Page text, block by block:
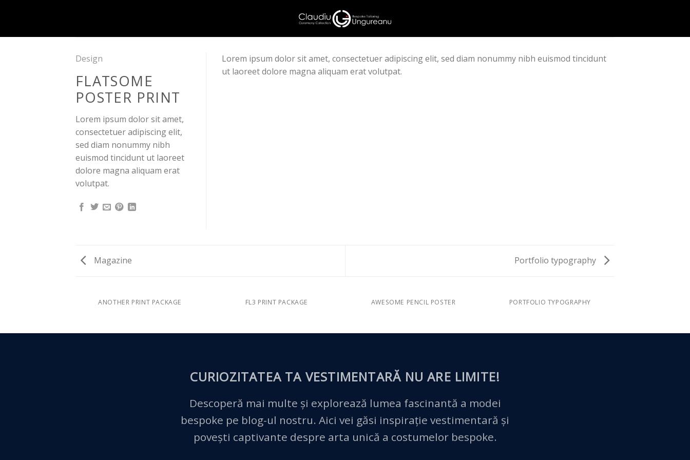
Design
FLATSOME
POSTER PRINT
Lorem ipsum dolor sit amet,
consectetuer adipiscing elit,
sed diam nonummy nibh
euismod tincidunt ut laoreet
dolore magna aliquam erat
volutpat.
Lorem ipsum dolor sit amet, consectetuer adipiscing elit, sed diam nonummy nibh euismod tincidunt
ut laoreet dolore magna aliquam erat volutpat.
Magazine Portfolio typography
ANOTHER PRINT PACKAGE FL3 PRINT PACKAGE AWESOME PENCIL POSTER PORTFOLIO TYPOGRAPHY
CURIOZITATEA TA VESTIMENTARĂ NU ARE LIMITE!
Descoperă mai multe și explorează lumea fascinantă a modei
bespoke pe blog-ul nostru. Aici vei găsi inspirație vestimentară și
povești captivante despre arta unică a costumelor bespoke.